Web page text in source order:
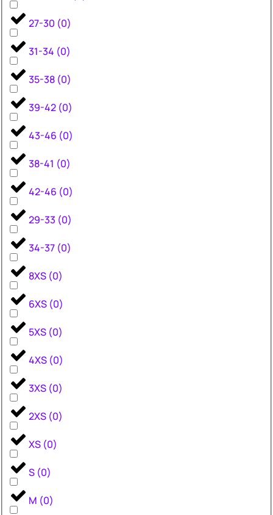
27-30 (0)
31-34 (0)
35-38 (0)
39-42 (0)
43-46 (0)
38-41 (0)
42-46 (0)
29-33 (0)
34-37 (0)
8XS (0)
6XS (0)
5XS (0)
4XS (0)
3XS (0)
2XS (0)
XS (0)
S (0)
M (0)